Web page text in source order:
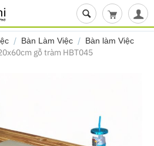
Giỏ hàng
/ Bàn Làm Việc / Bàn làm Việc
gỗ tràm HBT045